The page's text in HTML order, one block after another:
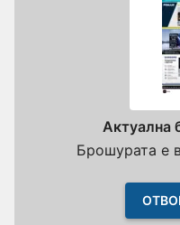
Актуална
Брошурата е